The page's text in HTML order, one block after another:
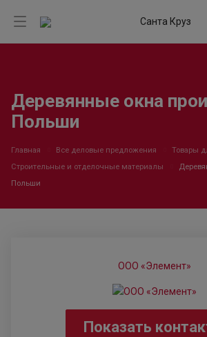
Санта Круз
Деревянные окна
Польши
Главная Все деловые предложения
Товары
Строительные и отделочные материалы
Польши
ООО «Элемент»
Показать